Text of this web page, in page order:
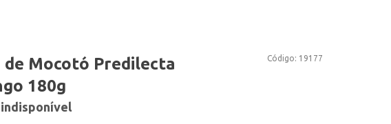
Código: 19177
de Mocotó Predilecta
180g